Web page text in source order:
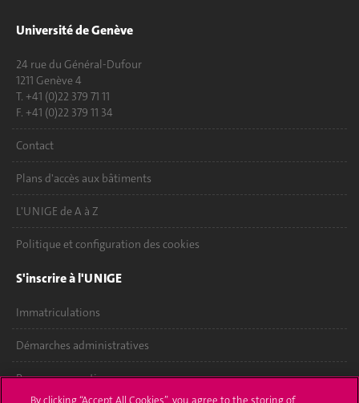
Université de Genève
24 rue du Général-Dufour
1211 Genève 4
T. +41 (0)22 379 71 11
F. +41 (0)22 379 11 34
Contact
Plans d'accès aux bâtiments
L'UNIGE de A à Z
Politique et configuration des cookies
S'inscrire à l'UNIGE
Immatriculations
Démarches administratives
Poser une question
By clicking “Accept All Cookies”, you agree to the storing of